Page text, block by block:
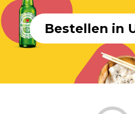
Bestellen in